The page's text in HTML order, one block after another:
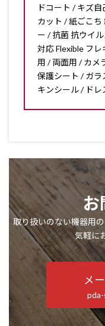
ドコート / キズ
カット / 紙ごこち
ー / 抗菌 抗ウイ
対応 Flexible フ
用 / 両面用 / カメ
保護シート / ガラ
キンシール / ド
お
取り扱いのない機器用
気軽に
メ